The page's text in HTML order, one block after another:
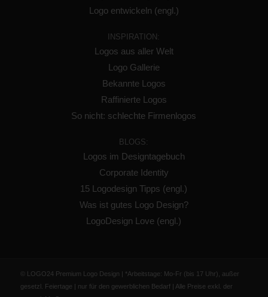
Logo entwickeln (engl.)
INSPIRATION:
Logos aus aller Welt
Logo Gallerie
Bekannte Logos
Raffinierte Logos
So nicht: schlechte Firmenlogos
BLOGS:
Logos im Designtagebuch
Corporate Identity
15 Logodesign Tipps (engl.)
Was ist gutes Logo Design?
LogoDesign Love (engl.)
© LOGO24 Premium Logo Design | *Arbeitstage: Mo-Fr (bis 17 Uhr), außer
gesetzl. Feiertage | nur für den gewerblichen Bedarf | Alle Preise exkl. der